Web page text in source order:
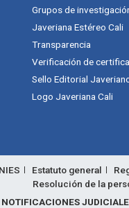
Grupos de
Javeriana Estéreo Cali
Transparencia
Verificación de
Sello Editorial
Logo Javeriana Cali
Estatuto general
Resolución de la
NOTIFICACIONES